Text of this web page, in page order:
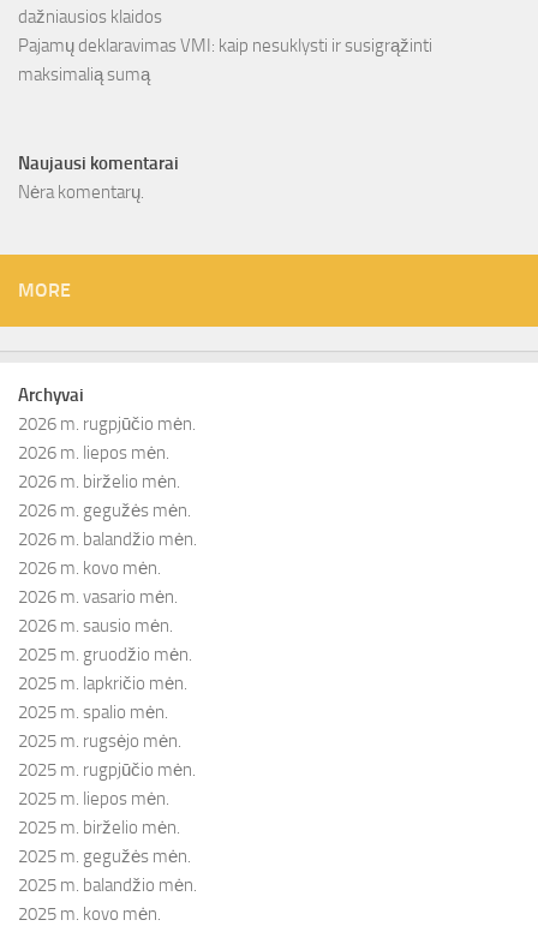
dažniausios klaidos
Pajamų deklaravimas VMI: kaip nesuklysti ir susigrąžinti
maksimalią sumą
Naujausi komentarai
Nėra komentarų.
MORE
Archyvai
2026 m. rugpjūčio mėn.
2026 m. liepos mėn.
2026 m. birželio mėn.
2026 m. gegužės mėn.
2026 m. balandžio mėn.
2026 m. kovo mėn.
2026 m. vasario mėn.
2026 m. sausio mėn.
2025 m. gruodžio mėn.
2025 m. lapkričio mėn.
2025 m. spalio mėn.
2025 m. rugsėjo mėn.
2025 m. rugpjūčio mėn.
2025 m. liepos mėn.
2025 m. birželio mėn.
2025 m. gegužės mėn.
2025 m. balandžio mėn.
2025 m. kovo mėn.